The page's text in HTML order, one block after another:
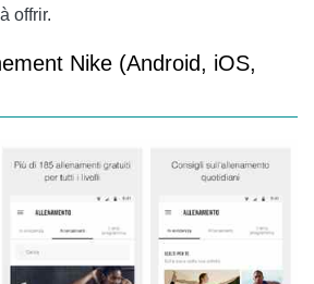
offrir.
Nike (Android, iOS,